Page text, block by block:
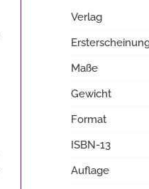
Verlag
Maße
Gewicht
Format
ISBN-13
Auflage